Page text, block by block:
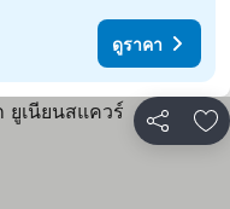
ดูราคา
แชร์ เ